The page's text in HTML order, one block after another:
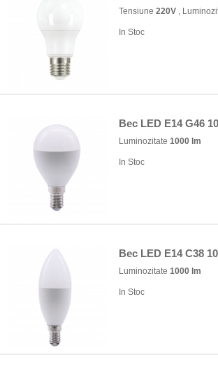
Tensiune 220V ,
In Stoc
Bec LED E14 G46
Luminozitate 1000 lm
In Stoc
Bec LED E14 C38
Luminozitate 1000 lm
In Stoc